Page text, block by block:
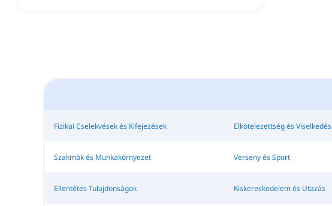
Fizikai Cselekvések és Kifejezések Elkötelezettség és Viselkedés
Szakmák és Munkakörnyezet Verseny és Sport
Ellentétes Tulajdonságok Kiskereskedelem és Utazás